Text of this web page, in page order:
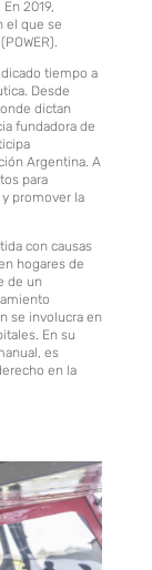
2019,
el que se
tiempo a
Desde
dictan
fundadora de
Argentina. A
para
promover la
con causas
hogares de
de un
se involucra en
En su
es
en la